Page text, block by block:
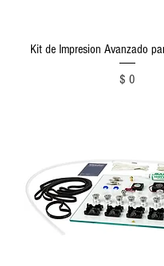
Kit de Impresion Avanzado
Precio
$ 0